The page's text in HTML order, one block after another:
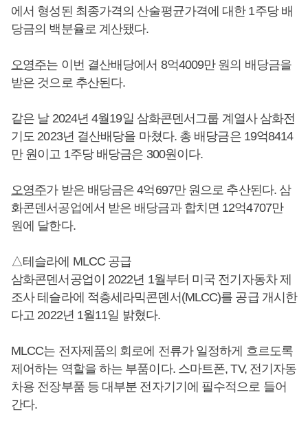
에서 형성된 최종가격의 산술평균가격에 대한 1주당 배
당금의 백분율로 계산됐다.
오영주는 이번 결산배당에서 8억4009만 원의 배당금을
받은 것으로 추산된다.
같은 날 2024년 4월19일 삼화콘덴서그룹 계열사 삼화전
기도 2023년 결산배당을 마쳤다. 총 배당금은 19억8414
만 원이고 1주당 배당금은 300원이다.
오영주가 받은 배당금은 4억697만 원으로 추산된다. 삼
화콘덴서공업에서 받은 배당금과 합치면 12억4707만
원에 달한다.
△테슬라에 MLCC 공급
삼화콘덴서공업이 2022년 1월부터 미국 전기자동차 제
조사 테슬라에 적층세라믹콘덴서(MLCC)를 공급 개시한
다고 2022년 1월11일 밝혔다.
MLCC는 전자제품의 회로에 전류가 일정하게 흐르도록
제어하는 역할을 하는 부품이다. 스마트폰, TV, 전기자동
차용 전장부품 등 대부분 전자기기에 필수적으로 들어
간다.